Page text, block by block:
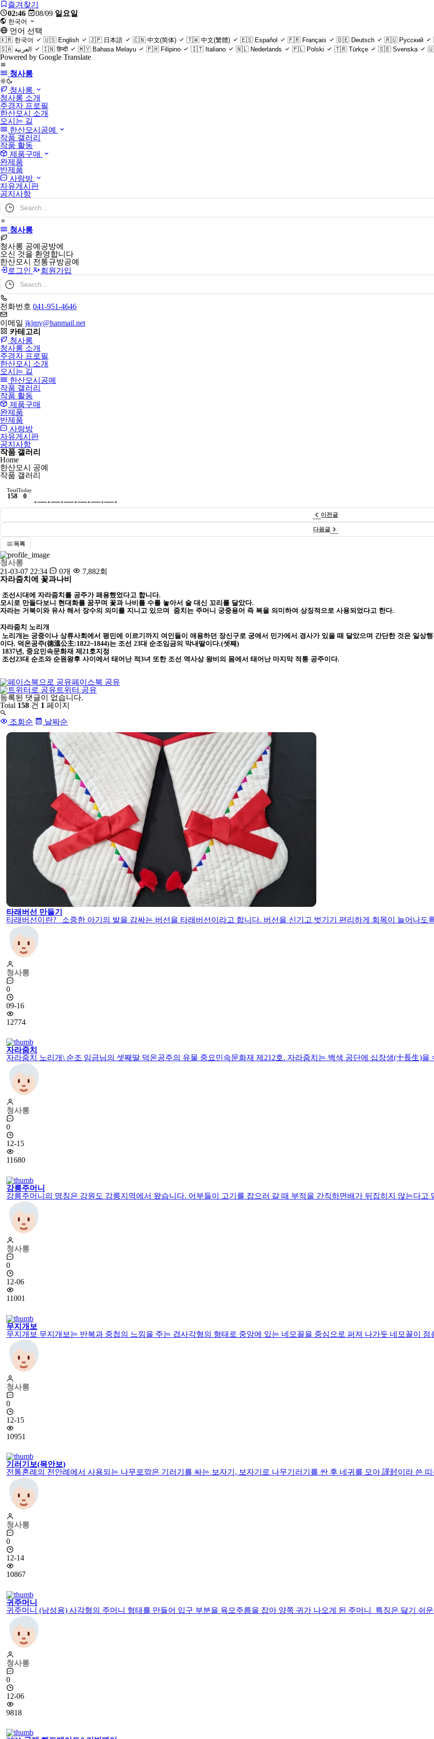
즐겨찾기
02:46
08/09 일요일
한국어
언어 선택
🇰🇷 한국어 🇺🇸 English 🇯🇵 日本語 🇨🇳 中文(简体) 🇹🇼 中文(繁體) 🇪🇸 Español 🇫🇷 Français 🇩🇪 Deutsch 🇷🇺 Русский
🇸🇦 العربية 🇮🇳 हिन्दी 🇲🇾 Bahasa Melayu 🇵🇭 Filipino 🇮🇹 Italiano 🇳🇱 Nederlands 🇵🇱 Polski 🇹🇷 Türkçe 🇸🇪 Svenska
Powered by Google Translate
청사롱
light청사롱
청사롱 소개
주경자 프로필
한산모시 소개
오시는 길
한산모시공예
작품 갤러리
작품 활동
제품구매
완제품
반제품
사랑방
자유게시판
공지사항
검
색
어
필
수 청사롱
청사롱 공예공방에
오신 것을 환영합니다
한산모시 전통규방공예
로그인
회원가입
검
색
어
필
수
전화번호 041-951-4646
이메일 jkjmy@hanmail.net
카테고리
청사롱
청사롱 소개
주경자 프로필
한산모시 소개
오시는 길
한산모시공예
작품 갤러리
작품 활동
제품구매
완제품
반제품
사랑방
자유게시판
공지사항
작품 갤러리
Home
한산모시 공예
작품 갤러리
Total
158
Today
0
이전글
다음글
목록
청사롱
21-03-07 22:34
0개
7,882회
자라줌치에 꽃과나비
조선시대에 자라줌치를 공주가 패용했었다고 합니다.
모시로 만들다보니 현대화를 꿈꾸며 꽃과 나비를 수를 놓아서 술 대신 꼬리를 달았다.
자라는 거북이와 유사 해서 장수의 의미를 지니고 있으며 줌치는 주머니 궁중용어 즉 복을 의미하여 상징적으로 사용되었다고 한다.
자라줌치 노리개
노리개는 궁중이나 상류사회에서 평민에 이르기까지 여인들이 애용하던 장신구로 궁에서 민가에서 경사가 있을 때 달았으며 간단한 것은 일상
이다. 덕온공주(德溫公主:1822~1844)는 조선 23대 순조임금의 막내딸이다.(셋째 )
1837년, 중요민속문화재 제 21호지정
조선23대 순조와 순원왕후 사이에서 태어난 적 3녀 또한 조선 역사상 왕비의 몸에서 태어난 마지막 적통 공주이다.
페이스북 공유
트위터 공유
댓
글
목
록
등록된 댓글이 없습니다.
Total 158 건 1 페이지
조회순
날짜순
타래버선 만들기
타래버선이란? 소중한 아기의 발을 감싸는 버선을 타래버선이라고 합니다. 버선을 신기고 벗기기 편리하게 회목이 늘어나도
청사롱
0
09-16
12774
자라줌치
자라줌치 노리개\ 순조 임금님의 셋째딸 덕온공주의 유물 중요민속문화재 제212호. 자라줌치는 백색 공단에 십장생(十長生)을
청사롱
0
12-15
11680
강릉주머니
강릉주머니의 명칭은 강원도 강릉지역에서 왔습니다. 어부들이 고기를 잡으러 갈 때 부적을 간직하면배가 뒤집히지 않는다고
청사롱
0
12-06
11001
무지개보
무지개보 무지개보는 반복과 중첩의 느낌을 주는 겹사각형의 형태로 중앙에 있는 네모꼴을 중심으로 퍼져 나가듯 네모꼴이 점
청사롱
0
12-15
10951
기러기보(목안보)
전통혼례의 전안례에서 사용되는 나무로깎은 기러기를 싸는 보자기, 보자기로 나무기러기를 싼 후 네귀를 모아 謹封이라 쓴
청사롱
0
12-14
10867
귀주머니
귀주머니 (남성용) 사각형의 주머니 형태를 만들어 입구 부분을 육모주름을 잡아 양쪽 귀가 나오게 된 주머니 특징은 닳기 쉬
청사롱
0
12-06
9818